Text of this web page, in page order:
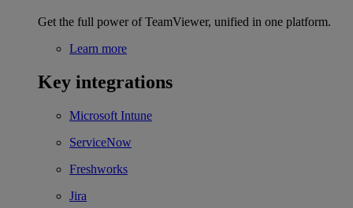
Get the full power of TeamViewer, unified in one platform.
Learn more
Key integrations
Microsoft Intune
ServiceNow
Freshworks
Jira